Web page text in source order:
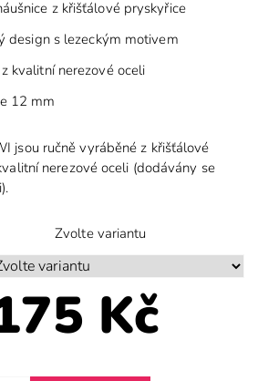
z křišťálové pryskyřice
design s lezeckým motivem
kvalitní nerezové oceli
12 mm
jsou ručně vyráběné z křišťálové
nerezové oceli (dodávány se
Zvolte variantu
Kč